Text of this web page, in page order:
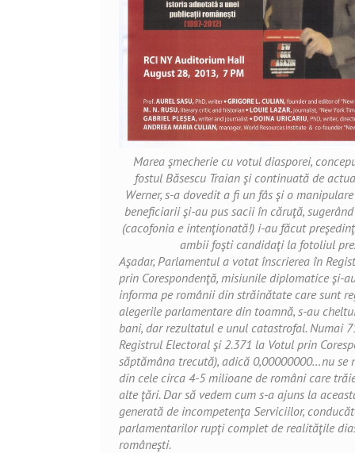
Marea şmecherie cu votul diasporei,
fostul Băsescu Traian şi continuată de
Werner, s-a dovedit a fi un fâs şi o
beneficiarii şi-au pus sacii în căruţă,
(cacofonia e intenţionată!) i-au făcut
ambii foşti candidaţi la fotoliul
Aşadar, Parlamentul a votat înscrierea în
prin Corespondenţă, misiunile diplomatice şi-
informa pe românii din străinătate care sunt
alegerile parlamentare din toamnă, s-au
bani, dar rezultatul e unul catastrofal. Numai
Registrul Electoral şi 2.371 la Votul prin
săptămâna trecută), adică 0,00000000…nu se
din cele circa 4-5 milioane de români care
alte ţări. Dar să vedem cum s-a ajuns la
generată de incompetenţa Serviciilor,
parlamentarilor rupţi complet de realităţile
româneşti.